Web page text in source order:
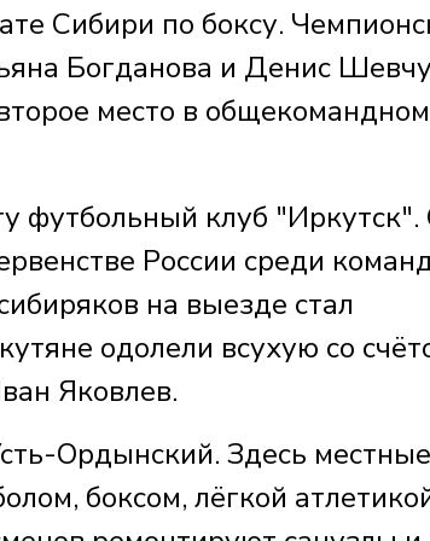
Сибири по боксу.
Богданова и Денис
место в общекомандном
футбольный клуб "Иркутск".
России среди
на выезде стал
одолели всухую со
Яковлев.
Ордынский. Здесь местные
боксом, лёгкой